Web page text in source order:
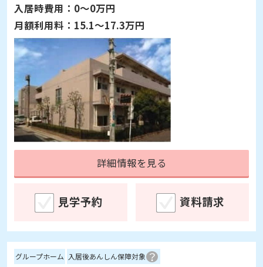
入居時費用： 0～0万円
月額利用料： 15.1～17.3万円
詳細情報を見る
見学予約 資料請求
グループホーム 入居後あんしん保障対象